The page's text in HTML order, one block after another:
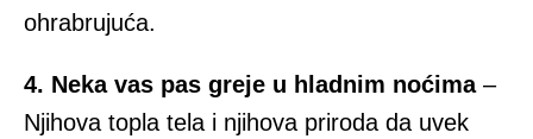
ohrabrujuća.
4. Neka vas pas greje u hladnim noćima–
Njihova topla tela i njihova priroda da uvek